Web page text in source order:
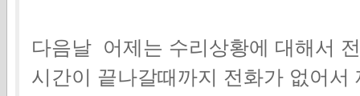
다음날 어제는 수리상황에 대해서
시간이 끝나갈때까지 전화가 없어